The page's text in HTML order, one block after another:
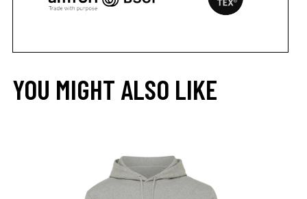
YOU MIGHT ALSO LIKE